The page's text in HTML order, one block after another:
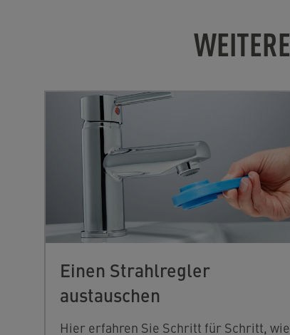
Einen Strahlregler
austauschen
Hier erfahren Sie Schritt für Schritt, wie